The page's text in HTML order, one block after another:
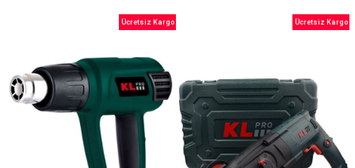
Ücretsiz Kargo Ücretsiz Kargo